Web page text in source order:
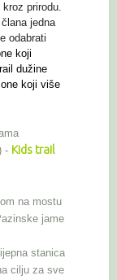
prirodu.
jedna
odabrati
koji
dužine
koji više
- Kids trail
na mostu
jame
stanica
cilju za sve